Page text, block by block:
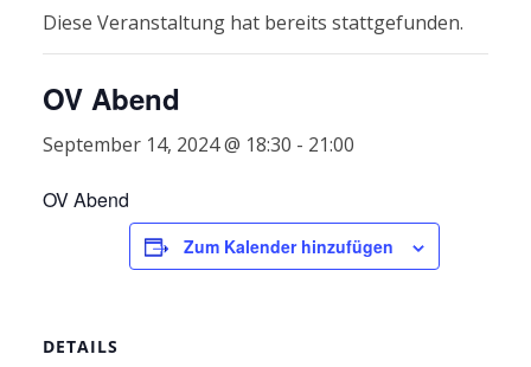
Diese Veranstaltung hat bereits stattgefunden.
OV Abend
September 14, 2024 @ 18:30 - 21:00
OV Abend
Zum Kalender hinzufügen
DETAILS